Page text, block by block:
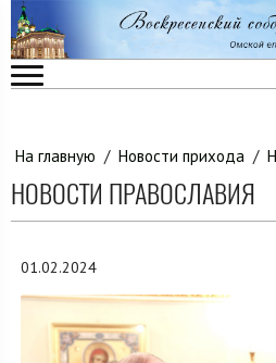
На главную / Новости прихода /
НОВОСТИ ПРАВОСЛАВИЯ
01.02.2024